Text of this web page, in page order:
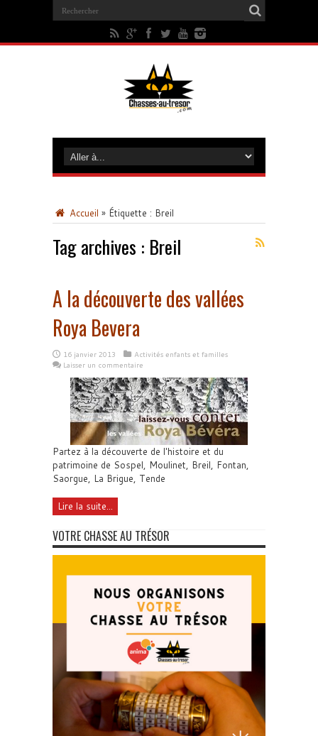
Accueil » Étiquette : Breil
Tag archives : Breil
A la découverte des vallées
Roya Bevera
16 janvier 2013
Activités enfants et familles
Laisser un commentaire
Partez à la découverte de l'histoire et du
patrimoine de Sospel, Moulinet, Breil, Fontan,
Saorgue, La Brigue, Tende
Lire la suite...
VOTRE CHASSE AU TRÉSOR